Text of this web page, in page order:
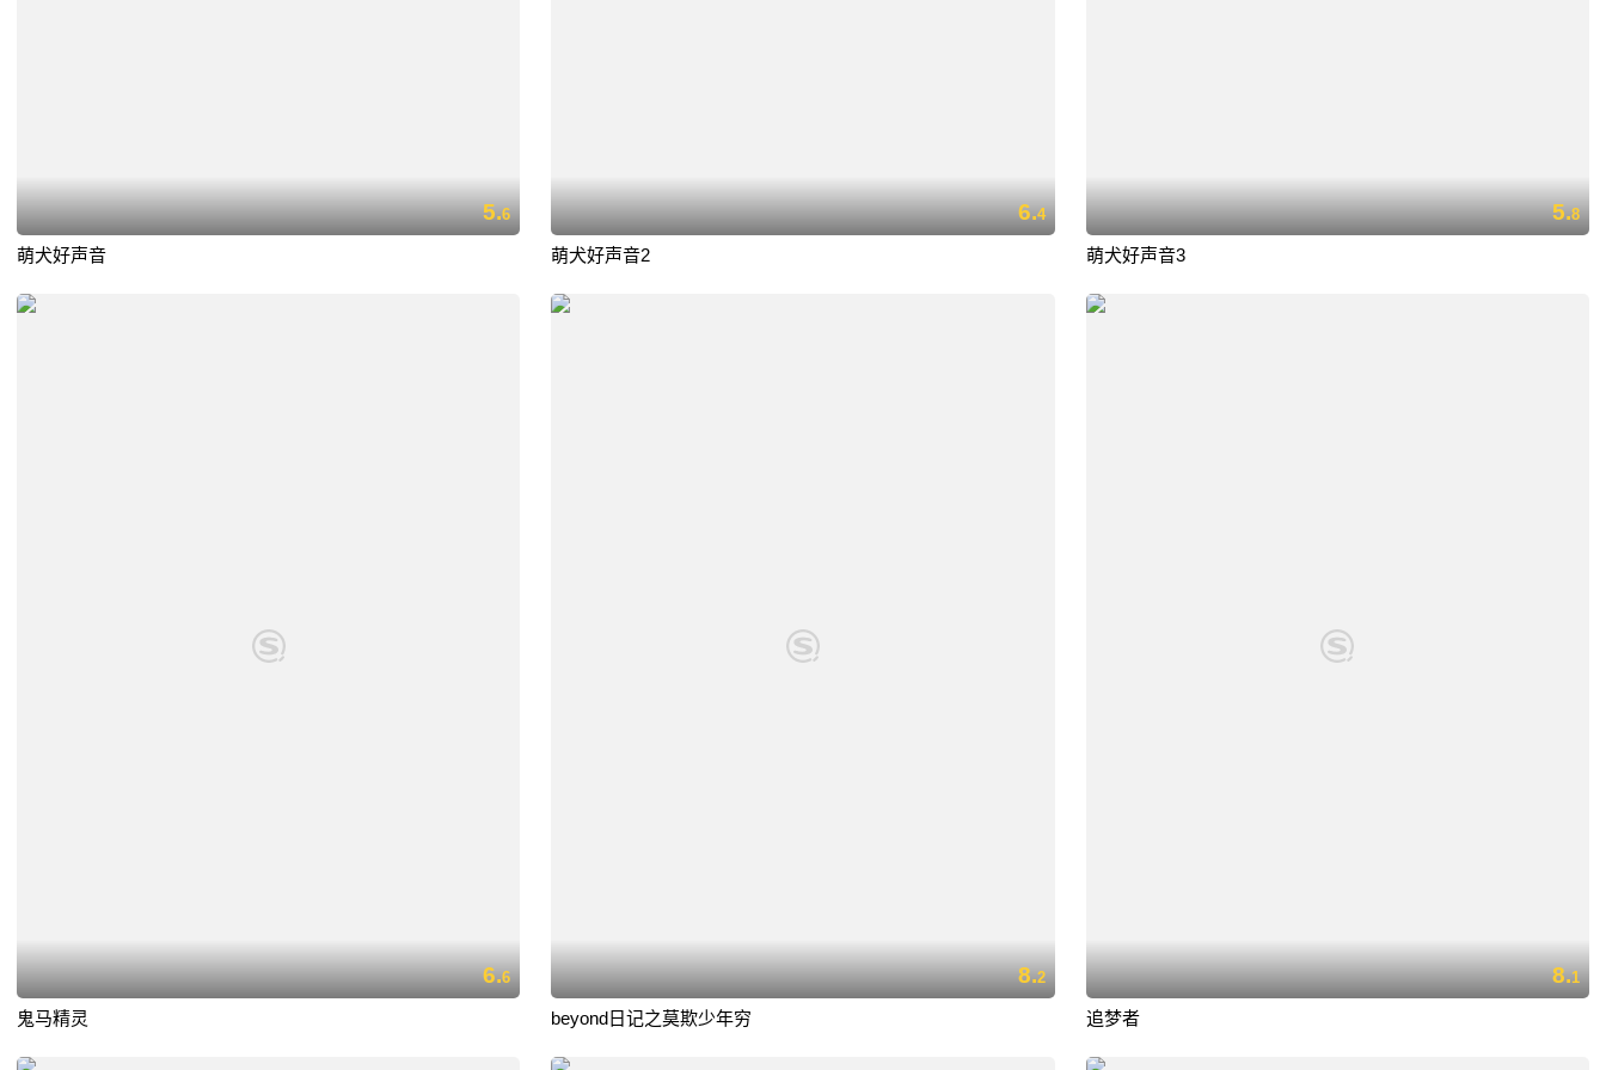
5.6
萌犬好声音
6.4
萌犬好声音2
5.8
萌犬好声音3
6.6
鬼马精灵
8.2
beyond日记之莫欺少年穷
8.1
追梦者